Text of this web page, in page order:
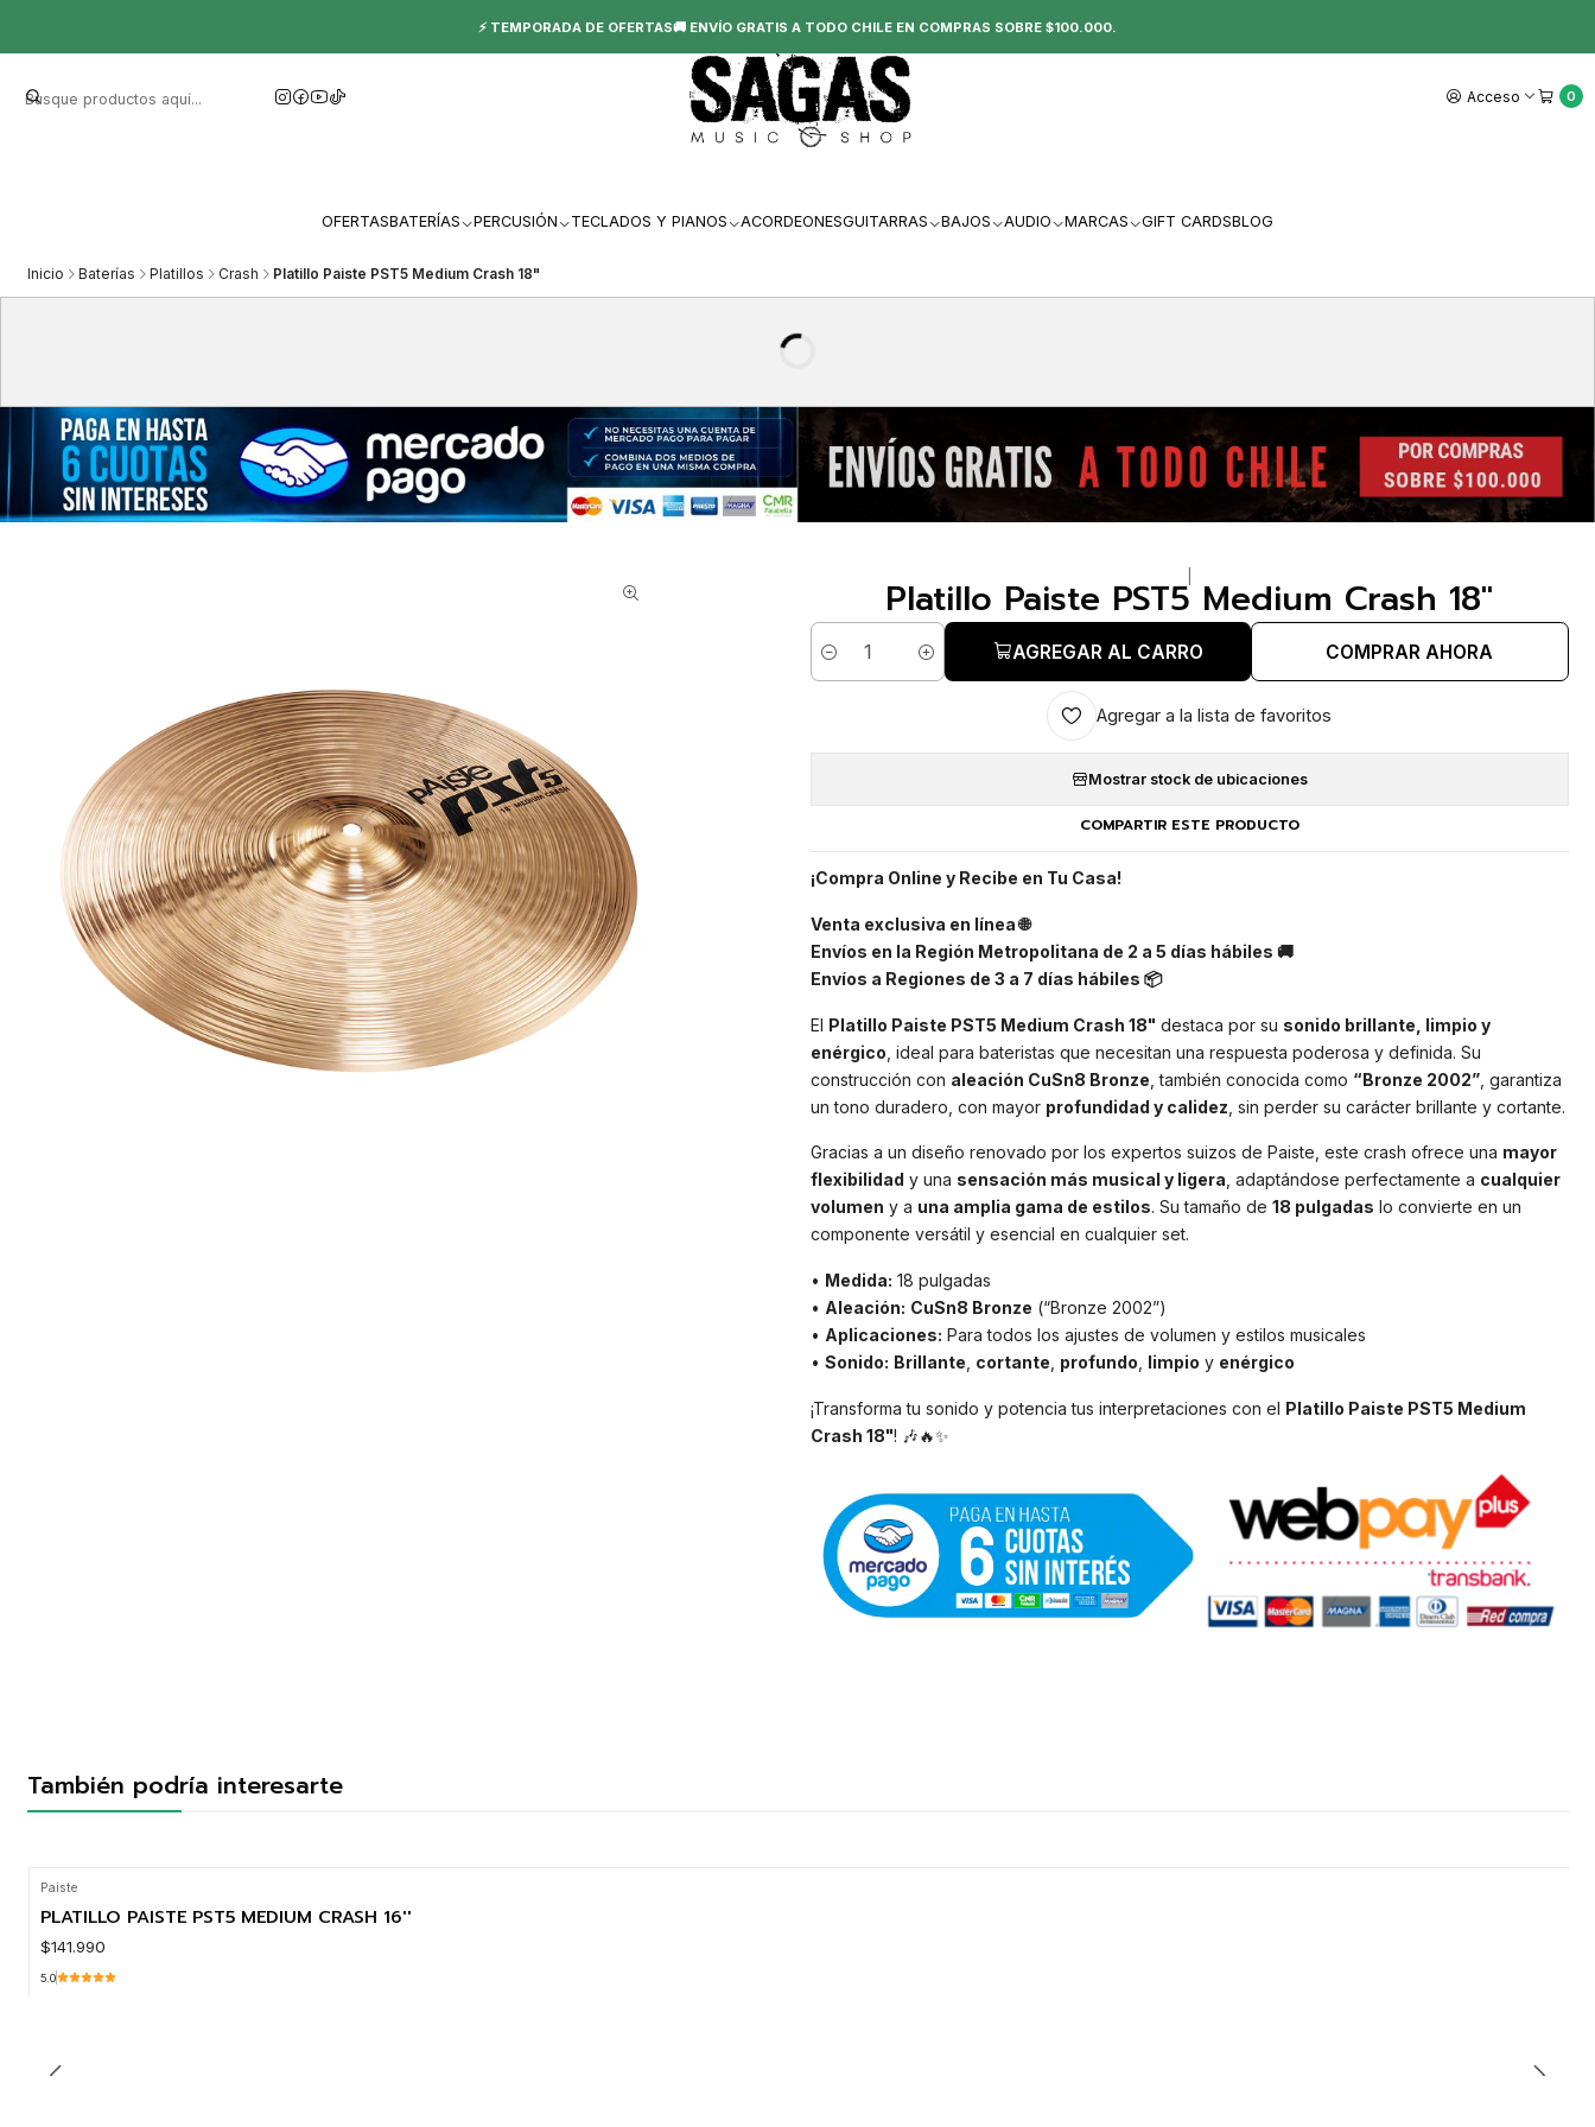
Acceso 0
OFERTASBATERÍAS PERCUSIÓN TECLADOS Y PIANOS ACORDEONESGUITARRAS BAJOS AUDIO MARCAS GIFT CARDSBLOG
⚡ TEMPORADA DE OFERTAS🚚 ENVÍO GRATIS A TODO CHILE EN COMPRAS SOBRE $100.000.
Inicio Baterías Platillos Crash Platillo Paiste PST5 Medium Crash 18"
Platillo Paiste PST5 Medium Crash 18"
Cantidad
AGREGAR AL CARRO COMPRAR AHORA
Agregar a la lista de favoritos
Mostrar stock de ubicaciones
COMPARTIR ESTE PRODUCTO
¡Compra Online y Recibe en Tu Casa!
Venta exclusiva en línea 🌐
Envíos en la Región Metropolitana de 2 a 5 días hábiles 🚚
Envíos a Regiones de 3 a 7 días hábiles 📦
El Platillo Paiste PST5 Medium Crash 18" destaca por su sonido brillante, limpio y
enérgico , ideal para bateristas que necesitan una respuesta poderosa y definida. Su
construcción con aleación CuSn8 Bronze , también conocida como “Bronze 2002”, garantiza
un tono duradero, con mayor profundidad y calidez , sin perder su carácter brillante y cortante.
Gracias a un diseño renovado por los expertos suizos de Paiste, este crash ofrece una mayor
flexibilidad y una sensación más musical y ligera, adaptándose perfectamente a cualquier
volumen y a una amplia gama de estilos. Su tamaño de 18 pulgadas lo convierte en un
componente versátil y esencial en cualquier set.
• Medida: 18 pulgadas
• Aleación: CuSn8 Bronze (“Bronze 2002”)
• Aplicaciones: Para todos los ajustes de volumen y estilos musicales
• Sonido: Brillante cortante profundo limpio y enérgico
¡Transforma tu sonido y potencia tus interpretaciones con el Platillo Paiste PST5 Medium
Crash 18"! 🎶🔥✨
También podría interesarte
Paiste
PLATILLO PAISTE PST5 MEDIUM CRASH 16''
$141.990
5.0